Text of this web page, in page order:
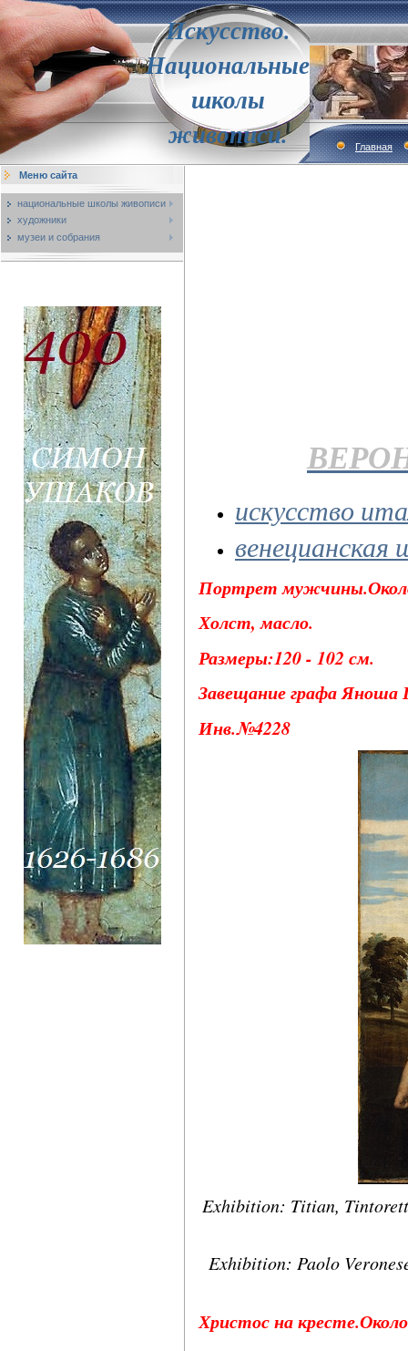
Искусство.
Национальные
школы
живописи.
Главная
Меню сайта
национальные школы живописи
художники
музеи и собрания
искусство
венецианская
Портрет
Холст, масло.
Размеры:120 - 102 см.
Завещание графа Яноша
Инв.№4228
Exhibition: Titian,
Exhibition: Paolo
Христос на